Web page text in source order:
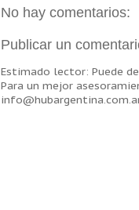
No hay comentarios:
Publicar un
Estimado lector: Puede
Para un mejor